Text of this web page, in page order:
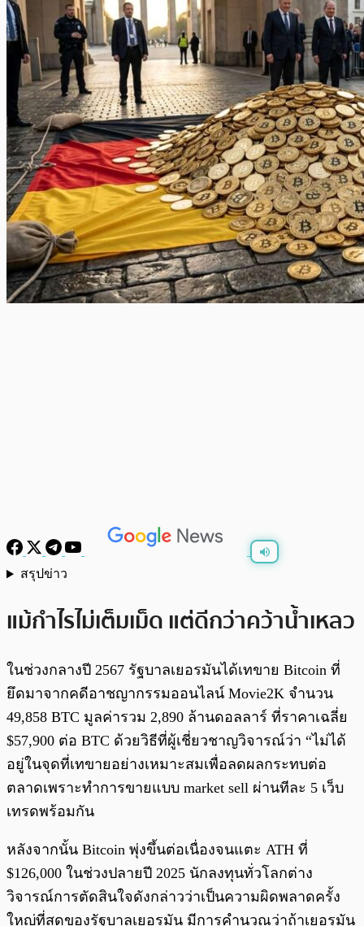
สรุปข่าว
แม้กำไรไม่เต็มเม็ด แต่ดีกว่าคว้าน้ำเหลว
ในช่วงกลางปี 2567 รัฐบาลเยอรมันได้เทขาย Bitcoin ที่
ยึดมาจากคดีอาชญากรรมออนไลน์ Movie2K จำนวน
49,858 BTC มูลค่ารวม 2,890 ล้านดอลลาร์ ที่ราคาเฉลี่ย
$57,900 ต่อ BTC ด้วยวิธีที่ผู้เชี่ยวชาญวิจารณ์ว่า “ไม่ได้
อยู่ในจุดที่เทขายอย่างเหมาะสมเพื่อลดผลกระทบต่อ
ตลาดเพราะทำการขายแบบ market sell ผ่านทีละ 5 เว็บ
เทรดพร้อมกัน
หลังจากนั้น Bitcoin พุ่งขึ้นต่อเนื่องจนแตะ ATH ที่
$126,000 ในช่วงปลายปี 2025 นักลงทุนทั่วโลกต่าง
วิจารณ์การตัดสินใจดังกล่าวว่าเป็นความผิดพลาดครั้ง
ใหญ่ที่สุดของรัฐบาลเยอรมัน มีการคำนวณว่าถ้าเยอรมัน